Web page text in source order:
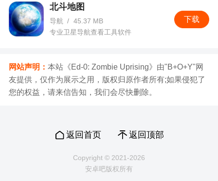
下载
北斗地图
导航 / 45.37 MB
专业卫星导航查看工具软件
网站声明： 本站《Ed-0: Zombie Uprising》由"B+O+Y"网
友提供，仅作为展示之用，版权归原作者所有;如果侵犯了
您的权益，请来信告知，我们会尽快删除。
返回首页 返回顶部
Copyright © 2021-2026
安卓吧版权所有